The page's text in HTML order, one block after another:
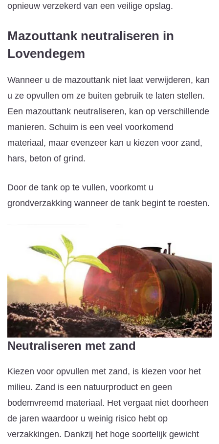
opnieuw verzekerd van een veilige opslag.
Mazouttank neutraliseren in
Lovendegem
Wanneer u de mazouttank niet laat verwijderen, kan
u ze opvullen om ze buiten gebruik te laten stellen.
Een mazouttank neutraliseren, kan op verschillende
manieren. Schuim is een veel voorkomend
materiaal, maar evenzeer kan u kiezen voor zand,
hars, beton of grind.
Door de tank op te vullen, voorkomt u
grondverzakking wanneer de tank begint te roesten.
Neutraliseren met zand
Kiezen voor opvullen met zand, is kiezen voor het
milieu. Zand is een natuurproduct en geen
bodemvreemd materiaal. Het vergaat niet doorheen
de jaren waardoor u weinig risico hebt op
verzakkingen. Dankzij het hoge soortelijk gewicht